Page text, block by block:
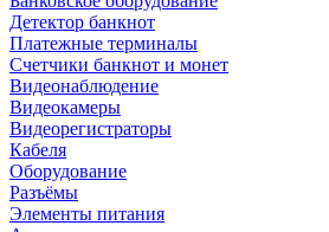
Детектор банкнот
Платежные терминалы
Счетчики банкнот и монет
Видеонаблюдение
Видеокамеры
Видеорегистраторы
Кабеля
Оборудование
Разъёмы
Элементы питания